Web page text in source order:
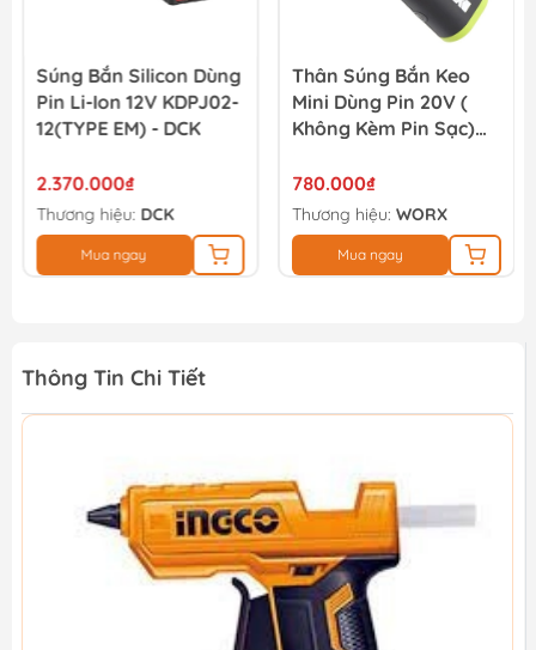
Súng Bắn Silicon Dùng
Pin Li-Ion 12V KDPJ02-
12(TYPE EM) - DCK
2.370.000₫
Thương hiệu: DCK
Mua ngay
Thân Súng Bắn Keo
Mini Dùng Pin 20V (
Không Kèm Pin Sạc)
780.000₫
Thương hiệu: WORX
Mua ngay
Thông Tin Chi Tiết